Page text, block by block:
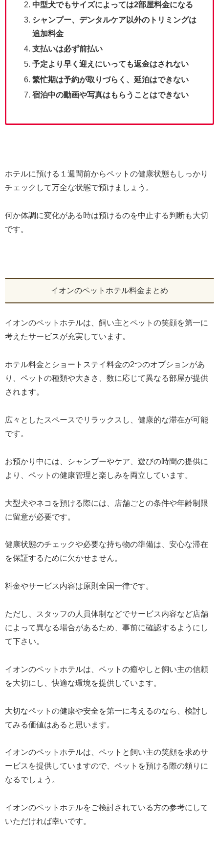
中型犬でもサイズによっては2部屋料金になる
シャンプー、デンタルケア以外のトリミングは
追加料金
支払いは必ず前払い
予定より早く迎えにいっても返金はされない
繁忙期は予約が取りづらく、延泊はできない
宿泊中の動画や写真はもらうことはできない
ホテルに預ける１週間前からペットの健康状態もしっかり
チェックして万全な状態で預けましょう。
何か体調に変化がある時は預けるのを中止する判断も大切
です。
イオンのペットホテル料金まとめ
イオンのペットホテルは、飼い主とペットの笑顔を第一に
考えたサービスが充実しています。
ホテル料金とショートステイ料金の2つのオプションがあ
り、ペットの種類や大きさ、数に応じて異なる部屋が提供
されます。
広々としたスペースでリラックスし、健康的な滞在が可能
です。
お預かり中には、シャンプーやケア、遊びの時間の提供に
より、ペットの健康管理と楽しみを両立しています。
大型犬やネコを預ける際には、店舗ごとの条件や年齢制限
に留意が必要です。
健康状態のチェックや必要な持ち物の準備は、安心な滞在
を保証するために欠かせません。
料金やサービス内容は原則全国一律です。
ただし、スタッフの人員体制などでサービス内容など店舗
によって異なる場合があるため、事前に確認するようにし
て下さい。
イオンのペットホテルは、ペットの癒やしと飼い主の信頼
を大切にし、快適な環境を提供しています。
大切なペットの健康や安全を第一に考えるのなら、検討し
てみる価値はあると思います。
イオンのペットホテルは、ペットと飼い主の笑顔を求めサ
ービスを提供していますので、ペットを預ける際の頼りに
なるでしょう。
イオンのペットホテルをご検討されている方の参考にして
いただければ幸いです。